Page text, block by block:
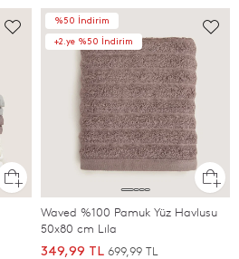
%50 İndirim
+2.ye %50 İndirim
Waved %100 Pamuk Yüz Havlusu
50x80 cm Lıla
349,99 TL 699,99 TL